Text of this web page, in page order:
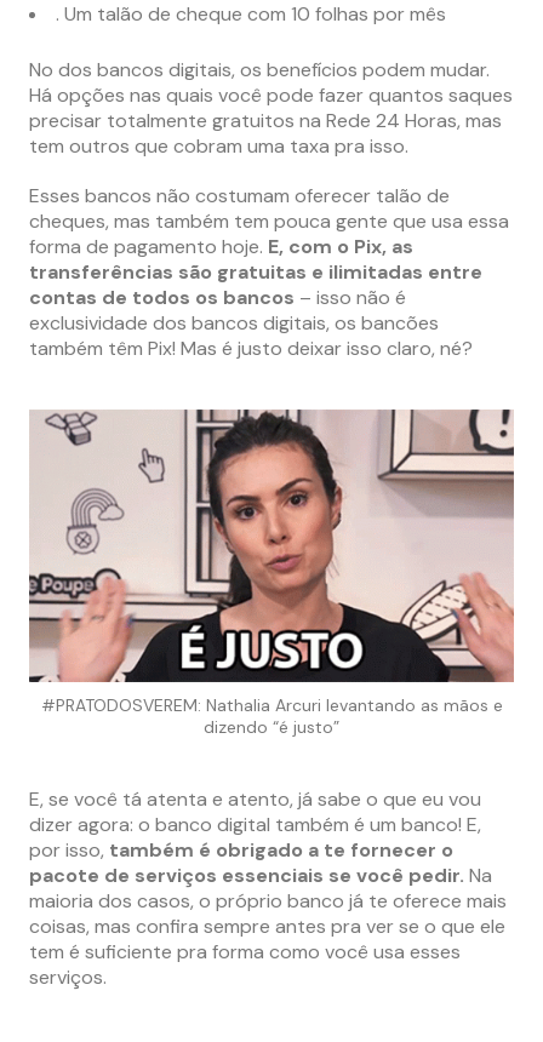
. Um talão de cheque com 10 folhas por mês
No dos bancos digitais, os benefícios podem mudar.
Há opções nas quais você pode fazer quantos saques
precisar totalmente gratuitos na Rede 24 Horas, mas
tem outros que cobram uma taxa pra isso.
Esses bancos não costumam oferecer talão de
cheques, mas também tem pouca gente que usa essa
forma de pagamento hoje. E, com o Pix, as
transferências são gratuitas e ilimitadas entre
contas de todos os bancos – isso não é
exclusividade dos bancos digitais, os bancões
também têm Pix! Mas é justo deixar isso claro, né?
#PRATODOSVEREM: Nathalia Arcuri levantando as mãos e
dizendo “é justo”
E, se você tá atenta e atento, já sabe o que eu vou
dizer agora: o banco digital também é um banco! E,
por isso, também é obrigado a te fornecer o
pacote de serviços essenciais se você pedir. Na
maioria dos casos, o próprio banco já te oferece mais
coisas, mas confira sempre antes pra ver se o que ele
tem é suficiente pra forma como você usa esses
serviços.